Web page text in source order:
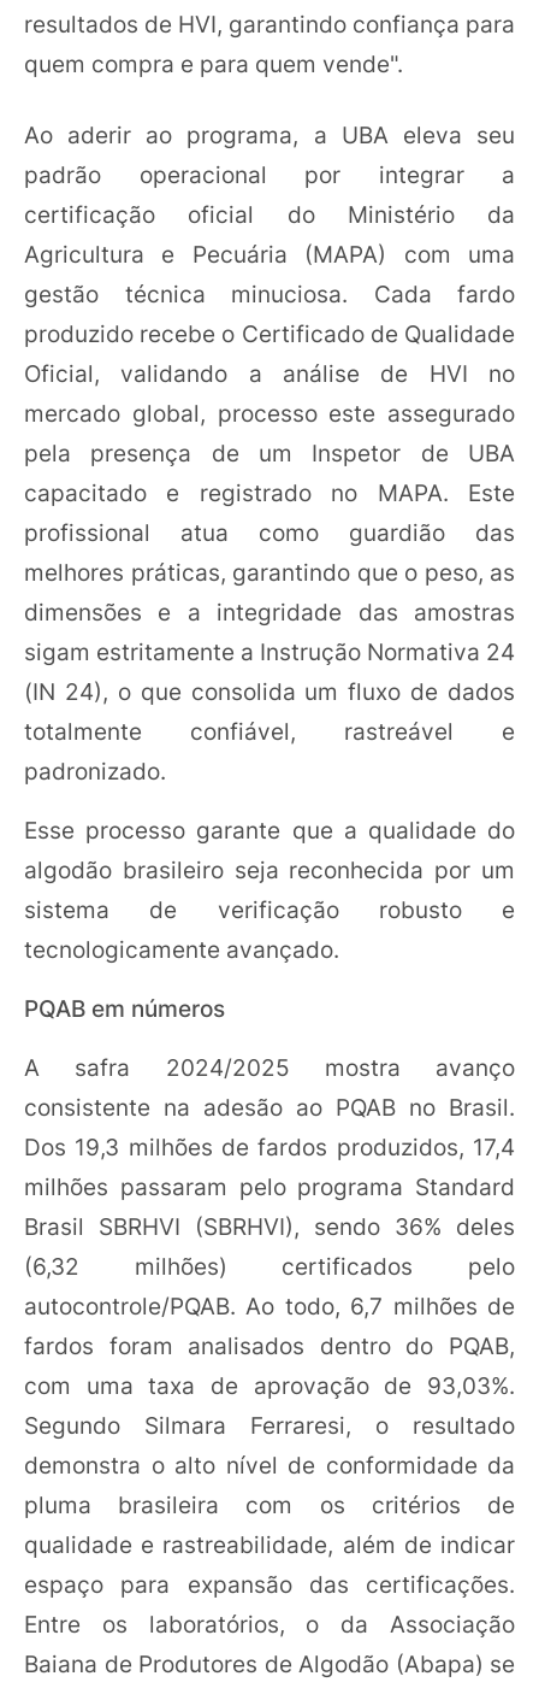
resultados de HVI, garantindo confiança para
quem compra e para quem vende".
Ao aderir ao programa, a UBA eleva seu
padrão operacional por integrar a
certificação oficial do Ministério da
Agricultura e Pecuária (MAPA) com uma
gestão técnica minuciosa. Cada fardo
produzido recebe o Certificado de Qualidade
Oficial, validando a análise de HVI no
mercado global, processo este assegurado
pela presença de um Inspetor de UBA
capacitado e registrado no MAPA. Este
profissional atua como guardião das
melhores práticas, garantindo que o peso, as
dimensões e a integridade das amostras
sigam estritamente a Instrução Normativa 24
(IN 24), o que consolida um fluxo de dados
totalmente confiável, rastreável e
padronizado.
Esse processo garante que a qualidade do
algodão brasileiro seja reconhecida por um
sistema de verificação robusto e
tecnologicamente avançado.
PQAB em números
A safra 2024/2025 mostra avanço
consistente na adesão ao PQAB no Brasil.
Dos 19,3 milhões de fardos produzidos, 17,4
milhões passaram pelo programa Standard
Brasil SBRHVI (SBRHVI), sendo 36% deles
(6,32 milhões) certificados pelo
autocontrole/PQAB. Ao todo, 6,7 milhões de
fardos foram analisados dentro do PQAB,
com uma taxa de aprovação de 93,03%.
Segundo Silmara Ferraresi, o resultado
demonstra o alto nível de conformidade da
pluma brasileira com os critérios de
qualidade e rastreabilidade, além de indicar
espaço para expansão das certificações.
Entre os laboratórios, o da Associação
Baiana de Produtores de Algodão (Abapa) se